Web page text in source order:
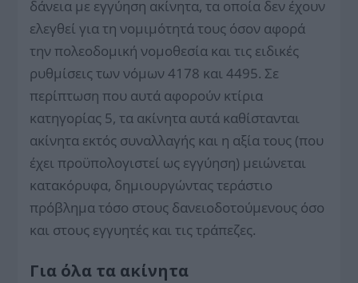
δάνεια με εγγύηση ακίνητα, τα οποία δεν έχουν
ελεγθεί για τη νομιμότητά τους όσον αφορά
την πολεοδομική νομοθεσία και τις ειδικές
ρυθμίσεις των νόμων 4178 και 4495. Σε
περίπτωση που αυτά αφορούν κτίρια
κατηγορίας 5, τα ακίνητα αυτά καθίστανται
ακίνητα εκτός συναλλαγής και η αξία τους (που
έχει προϋπολογιστεί ως εγγύηση) μειώνεται
κατακόρυφα, δημιουργώντας τεράστιο
πρόβλημα τόσο στους δανειοδοτούμενους όσο
και στους εγγυητές και τις τράπεζες.
Για όλα τα ακίνητα